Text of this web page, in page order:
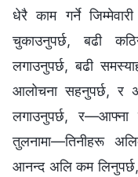
धेरै काम गर्ने
चुकाउनुपर्छ, बढी
लगाउनुपर्छ, बढी
आलोचना सहनुपर्छ, र
लगाउनुपर्छ, र—आफ्ना
तुलनामा—तिनीहरू
आनन्द अलि कम